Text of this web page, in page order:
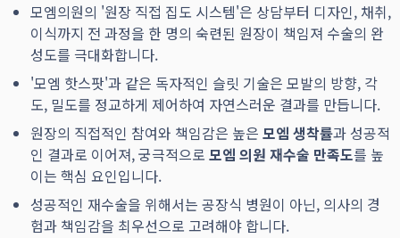
모엠의원의 '원장 직접 집도 시스템'은 상담부터 디자인, 채취,
이식까지 전 과정을 한 명의 숙련된 원장이 책임져 수술의 완
성도를 극대화합니다.
'모엠 핫스팟'과 같은 독자적인 슬릿 기술은 모발의 방향, 각
도, 밀도를 정교하게 제어하여 자연스러운 결과를 만듭니다.
원장의 직접적인 참여와 책임감은 높은 모엠 생착률과 성공적
인 결과로 이어져, 궁극적으로 모엠 의원 재수술 만족도를 높
이는 핵심 요인입니다.
성공적인 재수술을 위해서는 공장식 병원이 아닌, 의사의 경
험과 책임감을 최우선으로 고려해야 합니다.